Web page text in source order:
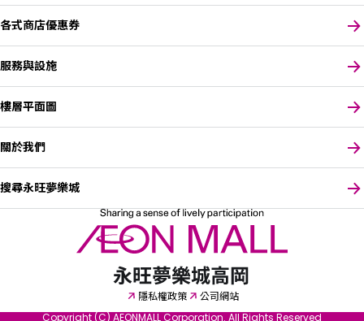
請選擇您偏好的語言
各式商店優惠券
服務與設施
樓層平面圖
關於我們
搜尋永旺夢樂城
隱私權政策
公司網站
Copyright (C) AEONMALL Corporation. All Rights Reserved